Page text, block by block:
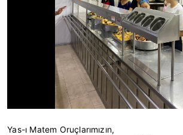
Yas-ı Matem Oruçlarımızın,